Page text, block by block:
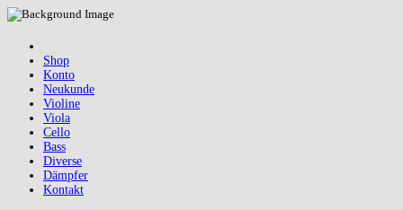
Shop
Konto
Neukunde
Violine
Viola
Cello
Bass
Diverse
Dämpfer
Kontakt